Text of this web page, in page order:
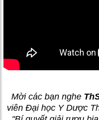
Mời các bạn nghe
viên Đại học Y Dược